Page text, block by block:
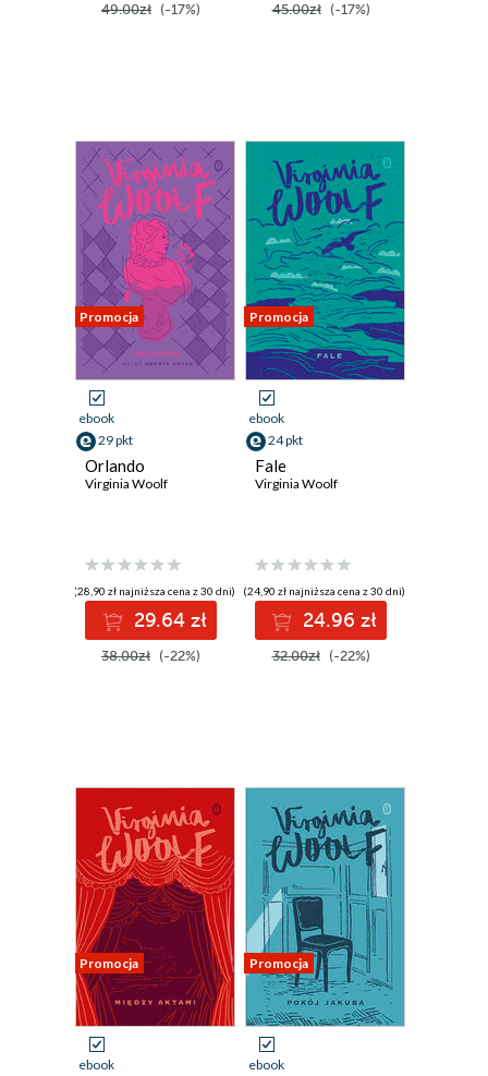
49.00zł (-17%) 45.00zł (-17%)
Promocja
ebook
29 pkt
Orlando
Virginia Woolf
(28,90 zł najniższa cena z 30 dni)
29.64 zł
38.00zł (-22%)
Promocja
ebook
24 pkt
Fale
Virginia Woolf
(24,90 zł najniższa cena z 30 dni)
24.96 zł
32.00zł (-22%)
Promocja
ebook
Promocja
ebook